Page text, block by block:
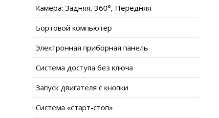
Камера: Задняя, 360°, Передняя
Бортовой компьютер
Электронная приборная панель
Система доступа без ключа
Запуск двигателя с кнопки
Система «старт-стоп»